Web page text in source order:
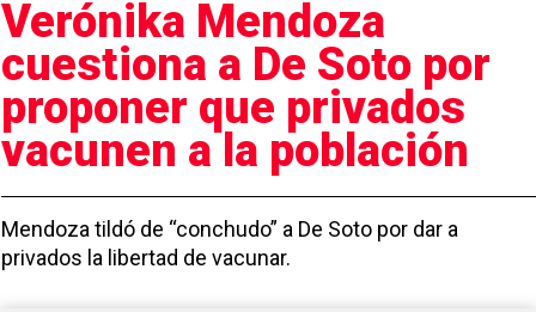
Verónika Mendoza
cuestiona a De Soto por
proponer que privados
vacunen a la población
Mendoza tildó de “conchudo” a De Soto por dar a
privados la libertad de vacunar.